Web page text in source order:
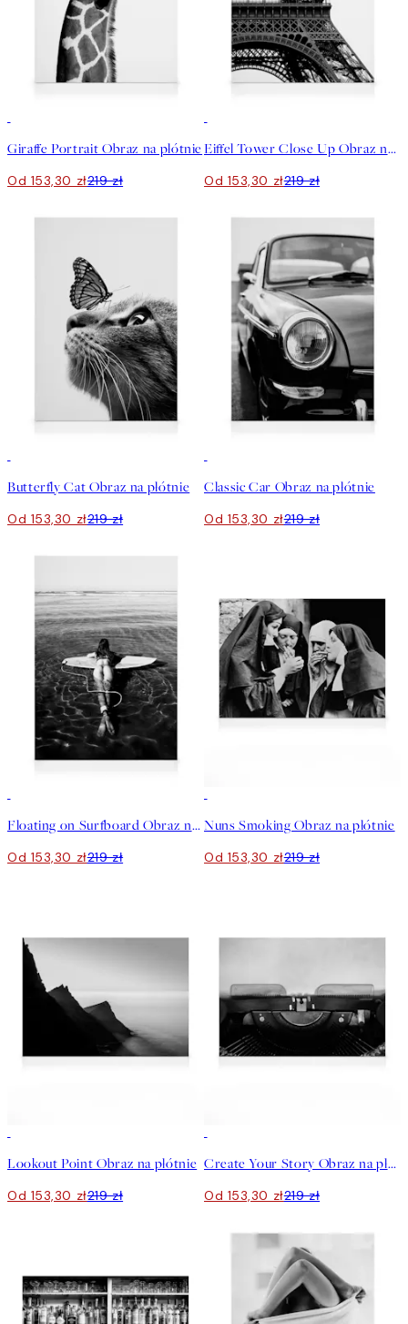
Giraffe Portrait Obraz na płótnie
Od 153,30 zł219 zł
Eiffel Tower Close Up Obraz na płótnie
Od 153,30 zł219 zł
Butterfly Cat Obraz na płótnie
Od 153,30 zł219 zł
Classic Car Obraz na płótnie
Od 153,30 zł219 zł
Floating on Surfboard Obraz na płótnie
Od 153,30 zł219 zł
Nuns Smoking Obraz na płótnie
Od 153,30 zł219 zł
Lookout Point Obraz na płótnie
Od 153,30 zł219 zł
Create Your Story Obraz na płótnie
Od 153,30 zł219 zł